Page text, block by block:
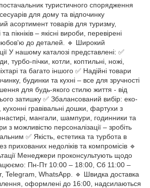
туристичного спорядження
для дому та відпочинку
асортимент товарів для туризму,
пікніків – якісні вироби, перевірені
до деталей. 🔹 Широкий
У нашому каталозі представлені: ✅
турбо-пічки, котли, коптильні, ножі,
та багато іншого ✅ Надійні товари
будинки та кухні – все для зручності
для будь-якого стилю життя - від
затишку ✅ Збалансований вибір: еко-
гравівальні дошки, фартухи з
мангали, шампури, годинники та
з можливістю персоналізації – зробіть
✅ Якість, естетика та турбота в
прихованих недоліків та компромісів 🔹
Менеджери проконсультують щодо
Пн-Пт 10:00 – 18:00, Сб 11:00 –
Telegram, WhatsApp. 🔹 Швидка доставка
оформлені до 16:00, надсилаються